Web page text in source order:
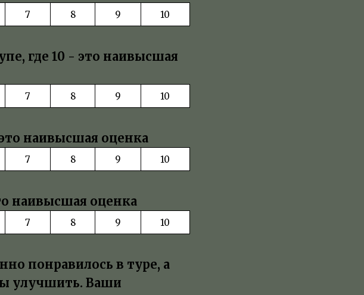
7 8 9 10
где 10 - это наивысшая
7 8 9 10
наивысшая оценка
7 8 9 10
наивысшая оценка
7 8 9 10
понравилось в туре, а
улучшить. Ваши